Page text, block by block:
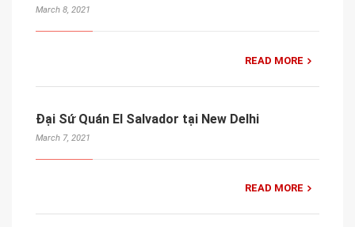
March 8, 2021
READ MORE
Đại Sứ Quán El Salvador tại New Delhi
March 7, 2021
READ MORE